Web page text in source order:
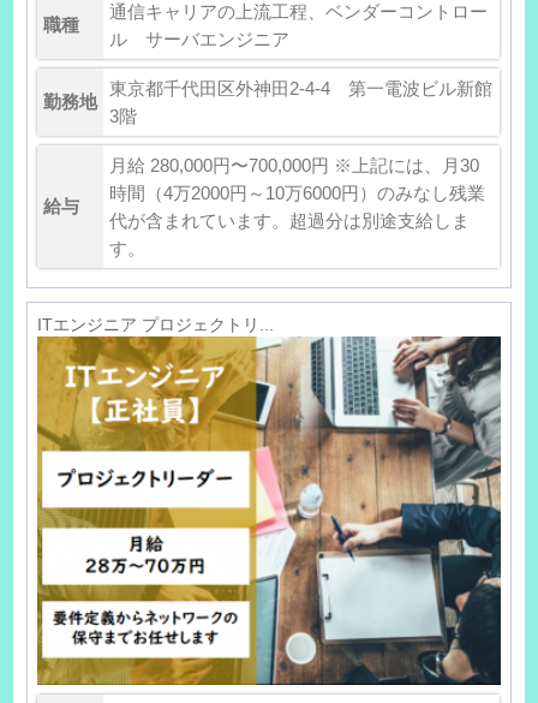
職種
通信キャリアの上流工程、ベンダーコントロー
ル サーバエンジニア
勤務地
東京都千代田区外神田2-4-4 第一電波ビル新館
3階
給与
月給 280,000円〜700,000円 ※上記には、月30
時間（4万2000円～10万6000円）のみなし残業
代が含まれています。超過分は別途支給しま
す。
ITエンジニア プロジェクトリ...